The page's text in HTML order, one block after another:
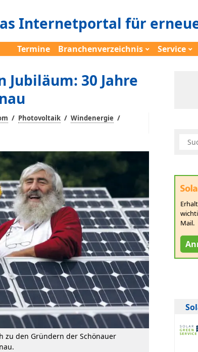
Internetportal für
Termine Branchenverzeichnis Service
30 Jahre
/ Photovoltaik / Windenergie /
zu den Gründern der Schönauer
Mail.